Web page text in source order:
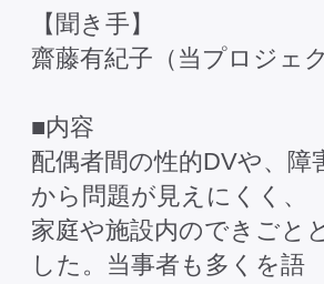
【聞き手】
齋藤有紀子（当プロジェ
■内容
配偶者間の性的DVや、
から問題が見えにくく、
家庭や施設内のできごと
した。当事者も多くを語